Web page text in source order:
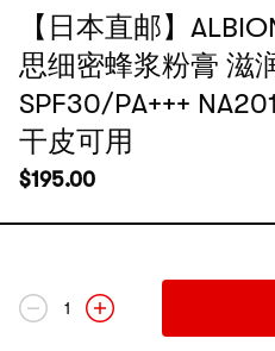
【日本直邮】
思细密蜂浆粉膏 滋
SPF30/PA+++
干皮可用
$195.00
1